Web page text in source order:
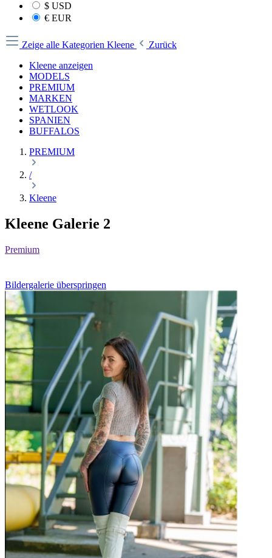
$ USD
€ EUR
Zeige alle Kategorien Kleene
Zurück
Kleene anzeigen
MODELS
PREMIUM
MARKEN
WETLOOK
SPANIEN
BUFFALOS
PREMIUM
/
Kleene
Kleene Galerie 2
Premium
Bildergalerie überspringen